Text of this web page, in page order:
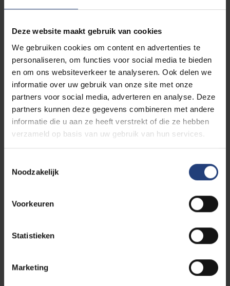
Deze website maakt gebruik van cookies
We gebruiken cookies om content en advertenties te
personaliseren, om functies voor social media te bieden
en om ons websiteverkeer te analyseren. Ook delen we
informatie over uw gebruik van onze site met onze
partners voor social media, adverteren en analyse. Deze
partners kunnen deze gegevens combineren met andere
informatie die u aan ze heeft verstrekt of die ze hebben
verzameld op basis van uw gebruik van hun services.
Noodzakelijk
Voorkeuren
Statistieken
Marketing
Gepassioneerde sprekers, beklijvende
Students’ Speakers Corner* geeft studenten al acht